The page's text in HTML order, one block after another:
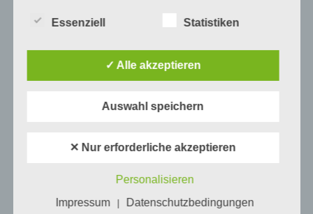
unter anderem die folgenden Begriffe:
Informationen, die sich auf eine identifizierte
Folgenden „betroffene Person") beziehen.
Als identifizierbar wird eine natürliche
Person angesehen, die direkt oder indirekt,
Essenziell Statistiken
✓ Alle akzeptieren
Auswahl speichern
✕ Nur erforderliche akzeptieren
Personalisieren
Impressum
Datenschutzbedingungen